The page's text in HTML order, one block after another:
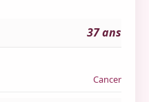
37 ans
Cancer